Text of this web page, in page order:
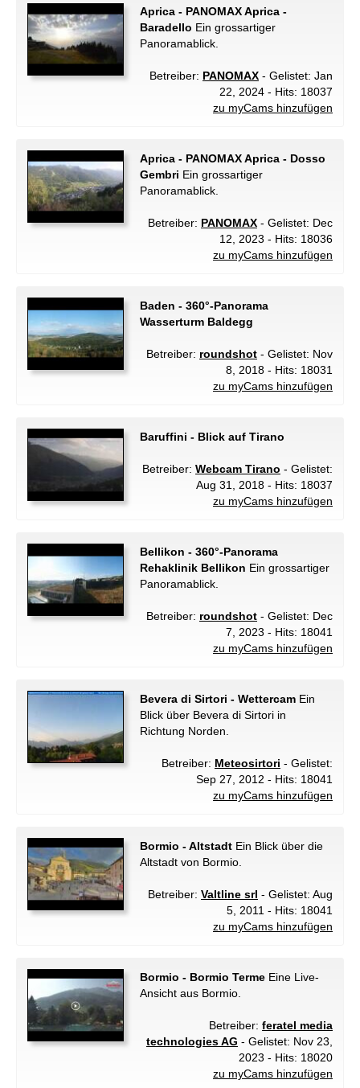
Aprica - PANOMAX Aprica -
Baradello Ein grossartiger
Panoramablick.
Betreiber: PANOMAX - Gelistet: Jan
22, 2024 - Hits: 18037
zu myCams hinzufügen
Aprica - PANOMAX Aprica - Dosso
Gembri Ein grossartiger
Panoramablick.
Betreiber: PANOMAX - Gelistet: Dec
12, 2023 - Hits: 18036
zu myCams hinzufügen
Baden - 360°-Panorama
Wasserturm Baldegg
Betreiber: roundshot - Gelistet: Nov
8, 2018 - Hits: 18031
zu myCams hinzufügen
Baruffini - Blick auf Tirano
Betreiber: Webcam Tirano - Gelistet:
Aug 31, 2018 - Hits: 18037
zu myCams hinzufügen
Bellikon - 360°-Panorama
Rehaklinik Bellikon Ein grossartiger
Panoramablick.
Betreiber: roundshot - Gelistet: Dec
7, 2023 - Hits: 18041
zu myCams hinzufügen
Bevera di Sirtori - Wettercam Ein
Blick über Bevera di Sirtori in
Richtung Norden.
Betreiber: Meteosirtori - Gelistet:
Sep 27, 2012 - Hits: 18041
zu myCams hinzufügen
Bormio - Altstadt Ein Blick über die
Altstadt von Bormio.
Betreiber: Valtline srl - Gelistet: Aug
5, 2011 - Hits: 18041
zu myCams hinzufügen
Bormio - Bormio Terme Eine Live-
Ansicht aus Bormio.
Betreiber: feratel media
technologies AG - Gelistet: Nov 23,
2023 - Hits: 18020
zu myCams hinzufügen